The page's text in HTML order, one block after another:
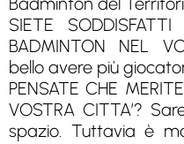
SIETE
BADMINTON NEL
bello avere più
PENSATE CHE
VOSTRA CITTA’?
spazio. Tuttavia è